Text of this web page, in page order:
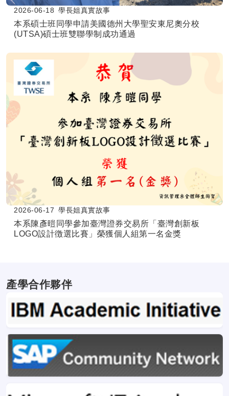
2026-06-18 學長姐真實故事
本系碩士班同學申請美國德州大學聖安東尼奧分校
(UTSA)碩士班雙聯學制成功通過
2026-06-17 學長姐真實故事
本系陳彥暟同學參加臺灣證券交易所「臺灣創新板
LOGO設計徴選比賽」榮獲個人組第一名金獎
產學合作夥伴